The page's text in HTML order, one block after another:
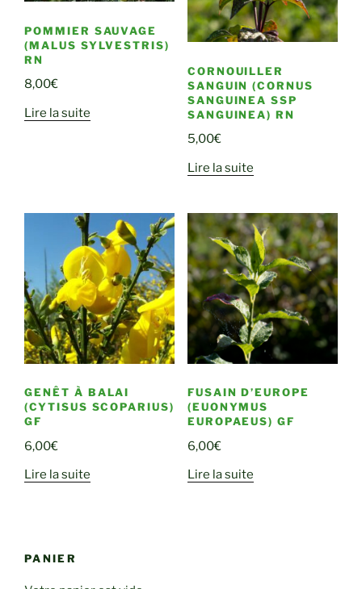
POMMIER SAUVAGE
(MALUS SYLVESTRIS)
RN
8,00€
Lire la suite
CORNOUILLER
SANGUIN (CORNUS
SANGUINEA SSP
SANGUINEA) RN
5,00€
Lire la suite
GENÊT À BALAI
(CYTISUS SCOPARIUS)
GF
6,00€
Lire la suite
FUSAIN D’EUROPE
(EUONYMUS
EUROPAEUS) GF
6,00€
Lire la suite
PANIER